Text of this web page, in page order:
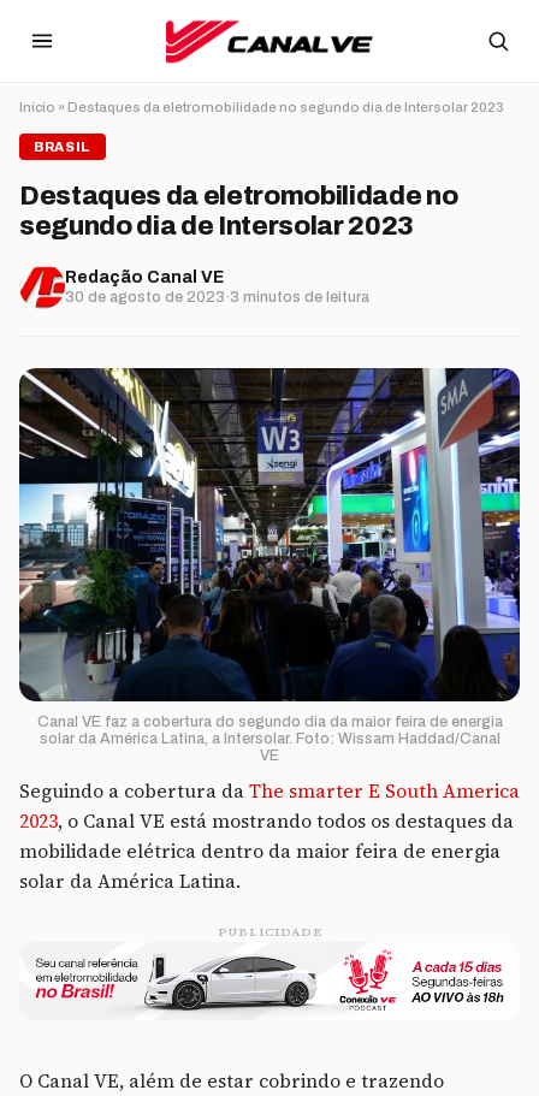
Início » Destaques da eletromobilidade no segundo dia de Intersolar 2023
BRASIL
Destaques da eletromobilidade no
segundo dia de Intersolar 2023
Redação Canal VE
30 de agosto de 2023·3 minutos de leitura
Canal VE faz a cobertura do segundo dia da maior feira de energia
solar da América Latina, a Intersolar. Foto: Wissam Haddad/Canal
VE
Seguindo a cobertura daThe smarter E South America
2023, o Canal VE está mostrando todos os destaques da
mobilidade elétrica dentro da maior feira de energia
solar da América Latina.
PUBLICIDADE
O Canal VE, além de estar cobrindo e trazendo